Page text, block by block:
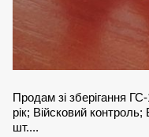
Продам зі зберігання
рік; Війсковий
шт....